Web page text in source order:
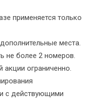
применяется только
места.
не более 2 номеров.
ограниченно.
с действующими